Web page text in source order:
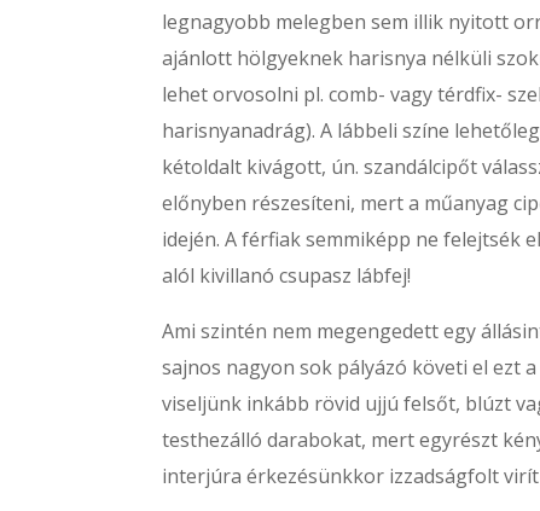
legnagyobb melegben sem illik nyitott
ajánlott hölgyeknek harisnya nélküli
lehet orvosolni pl. comb- vagy térdfix-
harisnyanadrág). A lábbeli színe
kétoldalt kivágott, ún. szandálcipőt
előnyben részesíteni, mert a műanyag
idején. A férfiak semmiképp ne felejtsék
alól kivillanó csupasz lábfej!
Ami szintén nem megengedett egy
sajnos nagyon sok pályázó követi el ezt
viseljünk inkább rövid ujjú felsőt, blúzt
testhezálló darabokat, mert egyrészt
interjúra érkezésünkkor izzadságfolt